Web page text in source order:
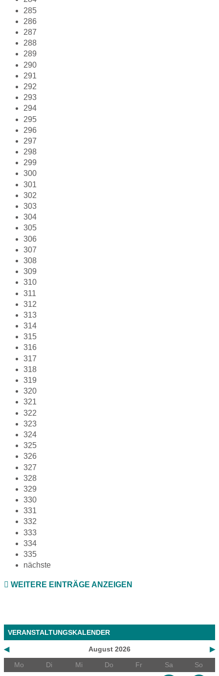
285
286
287
288
289
290
291
292
293
294
295
296
297
298
299
300
301
302
303
304
305
306
307
308
309
310
311
312
313
314
315
316
317
318
319
320
321
322
323
324
325
326
327
328
329
330
331
332
333
334
335
nächste
WEITERE EINTRÄGE ANZEIGEN
VERANSTALTUNGSKALENDER
◀ ▶
August 2026
Mo
Di Mi Do Fr Sa So